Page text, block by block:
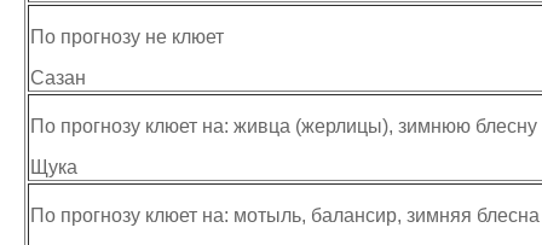
По прогнозу не клюет
Сазан
По прогнозу клюет на: живца (жерлицы), зимнюю блесну
Щука
По прогнозу клюет на: мотыль, балансир, зимняя блесна